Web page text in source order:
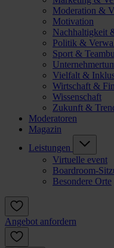
Moderation &
Motivation
Nachhaltigkeit
Politik &
Sport &
Vielfalt &
Wirtschaft &
Wissenschaft
Zukunft &
Moderatoren
Magazin
Leistungen
Virtuelle event
Boardroom-
Besondere Orte
Angebot anfordern